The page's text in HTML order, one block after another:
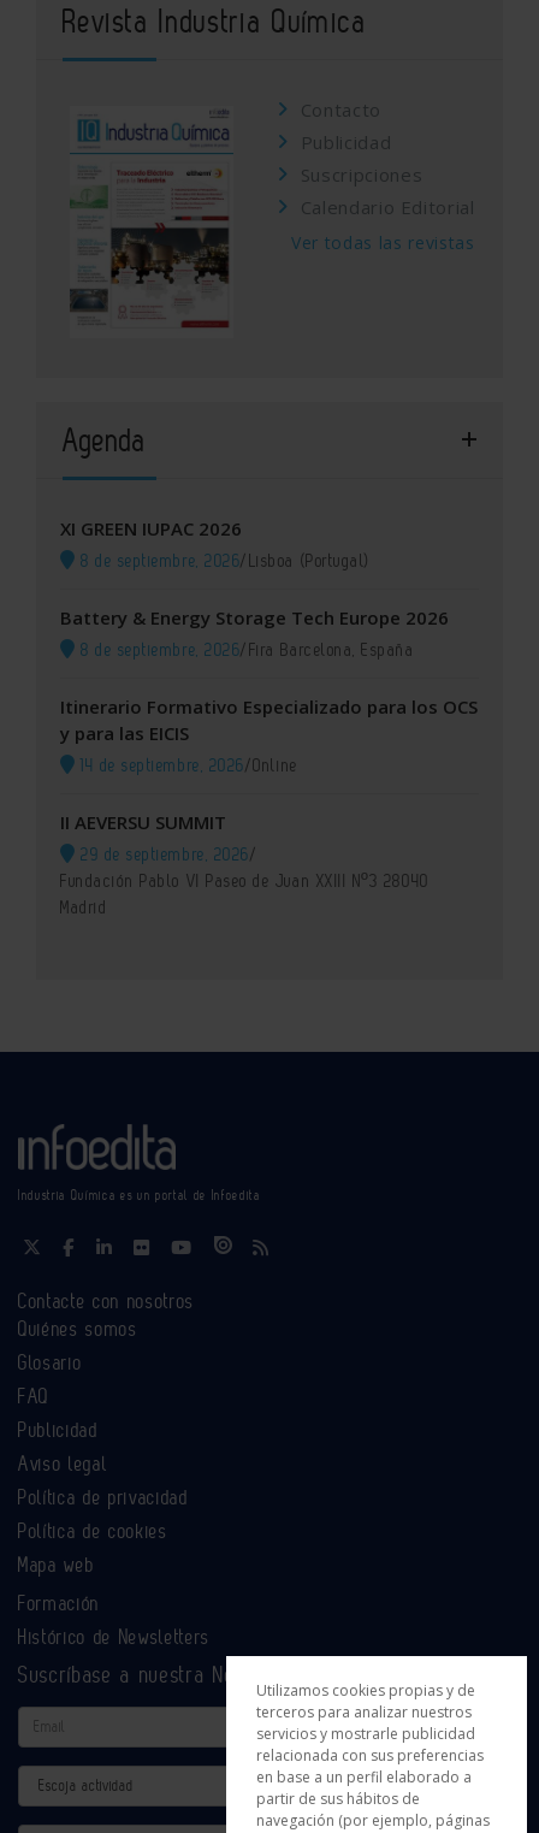
Revista Industria Química
Contacto
Publicidad
Suscripciones
Calendario Editorial
Ver todas las revistas
Agenda
XI GREEN IUPAC 2026
8 de septiembre, 2026/Lisboa (Portugal)
Battery & Energy Storage Tech Europe 2026
8 de septiembre, 2026/Fira Barcelona, España
Itinerario Formativo Especializado para los OCS
y para las EICIS
14 de septiembre, 2026/Online
II AEVERSU SUMMIT
29 de septiembre, 2026/
Fundación Pablo VI Paseo de Juan XXIII Nº3 28040
Madrid
Industria Química es un portal de Infoedita
Contacte con nosotros
Quiénes somos
Glosario
FAQ
Publicidad
Aviso legal
Política de privacidad
Política de cookies
Mapa web
Formación
Histórico de Newsletters
Suscríbase a nuestra Newsletter
Email
Actividad
Utilizamos cookies propias y de
terceros para analizar nuestros
servicios y mostrarle publicidad
relacionada con sus preferencias
en base a un perfil elaborado a
partir de sus hábitos de
navegación (por ejemplo, páginas